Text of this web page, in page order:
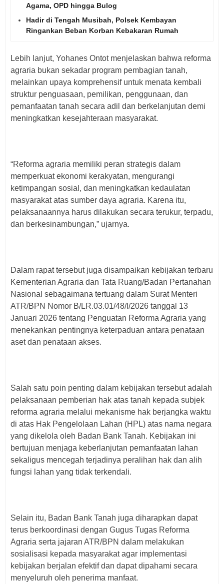
Agama, OPD hingga Bulog
Hadir di Tengah Musibah, Polsek Kembayan
Ringankan Beban Korban Kebakaran Rumah
Lebih lanjut, Yohanes Ontot menjelaskan bahwa reforma
agraria bukan sekadar program pembagian tanah,
melainkan upaya komprehensif untuk menata kembali
struktur penguasaan, pemilikan, penggunaan, dan
pemanfaatan tanah secara adil dan berkelanjutan demi
meningkatkan kesejahteraan masyarakat.
“Reforma agraria memiliki peran strategis dalam
memperkuat ekonomi kerakyatan, mengurangi
ketimpangan sosial, dan meningkatkan kedaulatan
masyarakat atas sumber daya agraria. Karena itu,
pelaksanaannya harus dilakukan secara terukur, terpadu,
dan berkesinambungan,” ujarnya.
Dalam rapat tersebut juga disampaikan kebijakan terbaru
Kementerian Agraria dan Tata Ruang/Badan Pertanahan
Nasional sebagaimana tertuang dalam Surat Menteri
ATR/BPN Nomor B/LR.03.01/48/I/2026 tanggal 13
Januari 2026 tentang Penguatan Reforma Agraria yang
menekankan pentingnya keterpaduan antara penataan
aset dan penataan akses.
Salah satu poin penting dalam kebijakan tersebut adalah
pelaksanaan pemberian hak atas tanah kepada subjek
reforma agraria melalui mekanisme hak berjangka waktu
di atas Hak Pengelolaan Lahan (HPL) atas nama negara
yang dikelola oleh Badan Bank Tanah. Kebijakan ini
bertujuan menjaga keberlanjutan pemanfaatan lahan
sekaligus mencegah terjadinya peralihan hak dan alih
fungsi lahan yang tidak terkendali.
Selain itu, Badan Bank Tanah juga diharapkan dapat
terus berkoordinasi dengan Gugus Tugas Reforma
Agraria serta jajaran ATR/BPN dalam melakukan
sosialisasi kepada masyarakat agar implementasi
kebijakan berjalan efektif dan dapat dipahami secara
menyeluruh oleh penerima manfaat.